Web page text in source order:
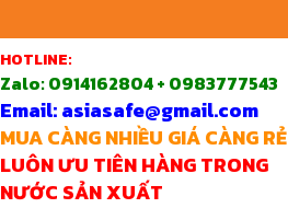
HOTLINE:
Zalo:0914162804 + 0983777543
Email: asiasafe@gmail.com
MUA CÀNG NHIỀU GIÁ CÀNG RẺ
LUÔN ƯU TIÊN HÀNG TRONG
NƯỚC SẢN XUẤT